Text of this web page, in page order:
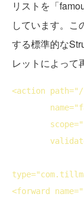
リストを「
しています。
する標準的な
レットによって
<action path="/
name
scope
type
<forward name